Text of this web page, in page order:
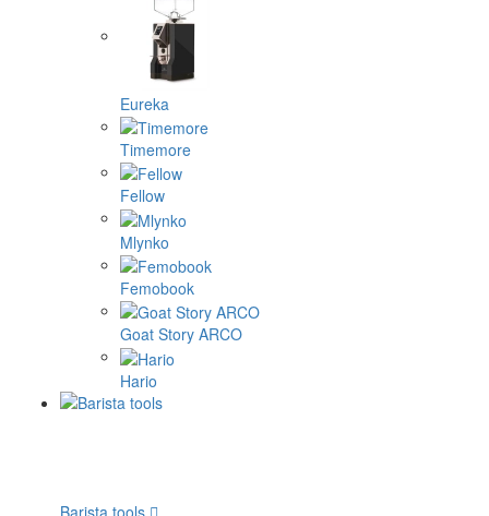
Eureka
Timemore
Fellow
Mlynko
Femobook
Goat Story ARCO
Hario
Barista tools